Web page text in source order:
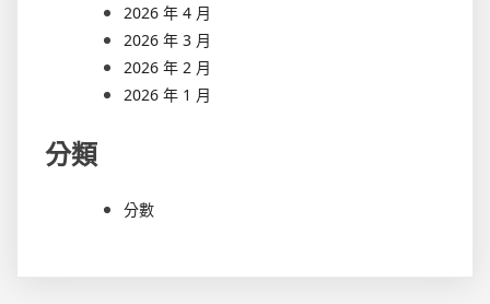
2026 年 4 月
2026 年 3 月
2026 年 2 月
2026 年 1 月
分類
分數